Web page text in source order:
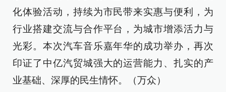
化体验活动，持续为市民带来实惠与便利，为
行业搭建交流与合作平台，为城市增添活力与
光彩。本次汽车音乐嘉年华的成功举办，再次
印证了中亿汽贸城强大的运营能力、扎实的产
业基础、深厚的民生情怀。（万众）